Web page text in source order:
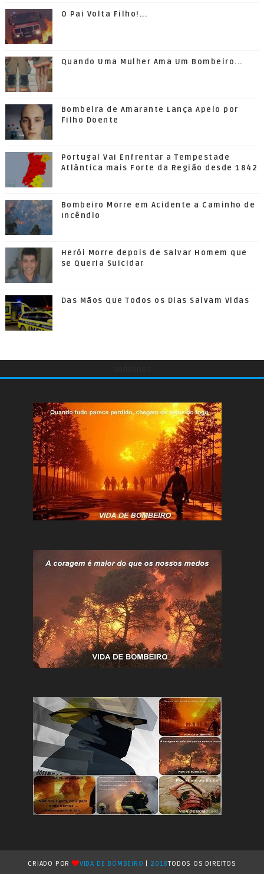
O Pai Volta Filho!...
Quando Uma Mulher Ama Um Bombeiro...
Bombeira de Amarante Lança Apelo por
Filho Doente
Portugal Vai Enfrentar a Tempestade
Atlântica mais Forte da Região desde 1842
Bombeiro Morre em Acidente a Caminho de
Incêndio
Herói Morre depois de Salvar Homem que
se Queria Suicidar
Das Mãos Que Todos os Dias Salvam Vidas
CRIADO POR VIDA DE BOMBEIRO 2018TODOS OS DIREITOS